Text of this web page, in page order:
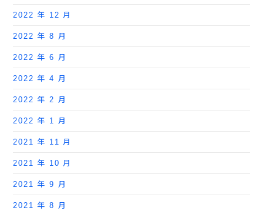
2022 年 12 月
2022 年 8 月
2022 年 6 月
2022 年 4 月
2022 年 2 月
2022 年 1 月
2021 年 11 月
2021 年 10 月
2021 年 9 月
2021 年 8 月